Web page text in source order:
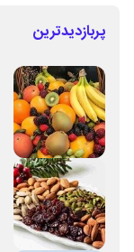
پربازدیدترین